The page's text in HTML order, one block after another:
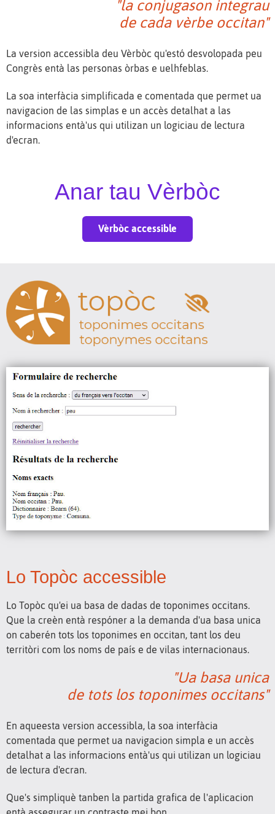
"la conjugason integrau
de cada vèrbe occitan"
La version accessibla deu Vèrbòc qu'estó desvolopada peu
Congrès entà las personas òrbas e uelhfeblas.
La soa interfàcia simplificada e comentada que permet ua
navigacion de las simplas e un accès detalhat a las
informacions entà'us qui utilizan un logiciau de lectura
d'ecran.
Anar tau Vèrbòc
Vèrbòc accessible
Lo Topòc accessible
Lo Topòc qu'ei ua basa de dadas de toponimes occitans.
Que la creèn entà respóner a la demanda d'ua basa unica
on caberén tots los toponimes en occitan, tant los deu
territòri com los noms de país e de vilas internacionaus.
"Ua basa unica
de tots los toponimes occitans"
En aqueesta version accessibla, la soa interfàcia
comentada que permet ua navigacion simpla e un accès
detalhat a las informacions entà'us qui utilizan un logiciau
de lectura d'ecran.
Que's simpliquè tanben la partida grafica de l'aplicacion